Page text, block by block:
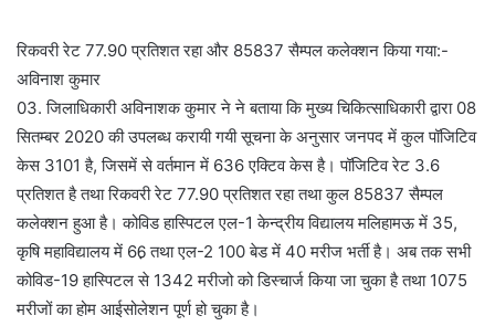
रिकवरी रेट 77.90 प्रतिशत रहा और 85837 सैम्पल कलेक्शन किया गया:-
अविनाश कुमार
03. जिलाधिकारी अविनाशक कुमार ने ने बताया कि मुख्य चिकित्साधिकारी द्वारा 08
सितम्बर 2020 की उपलब्ध करायी गयी सूचना के अनुसार जनपद में कुल पॉजिटिव
केस 3101 है, जिसमें से वर्तमान में 636 एक्टिव केस है। पॉजिटिव रेट 3.6
प्रतिशत है तथा रिकवरी रेट 77.90 प्रतिशत रहा तथा कुल 85837 सैम्पल
कलेक्शन हुआ है। कोविड हास्पिटल एल-1 केन्द्रीय विद्यालय मलिहामऊ में 35,
कृषि महाविद्यालय में 66़ तथा एल-2 100 बेड में 40 मरीज भर्ती है। अब तक सभी
कोविड-19 हास्पिटल से 1342 मरीजो को डिस्चार्ज किया जा चुका है तथा 1075
मरीजों का होम आईसोलेशन पूर्ण हो चुका है।